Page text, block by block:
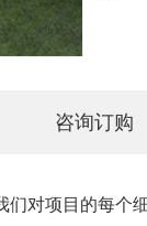
咨询订购
们对项目的每个